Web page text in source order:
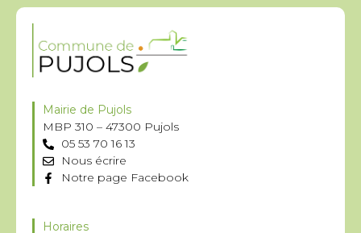
Mairie de Pujols
MBP 310 – 47300 Pujols
05 53 70 16 13
Nous écrire
Notre page Facebook
Horaires